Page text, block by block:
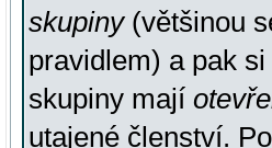
skupiny(většinou
pravidlem) a pak
skupiny mají
utajené členství.